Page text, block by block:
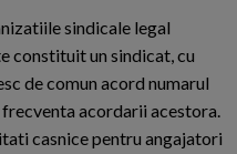
sindicale legal
constituit un sindicat, cu
de comun acord numarul
acordarii acestora.
casnice pentru angajatori